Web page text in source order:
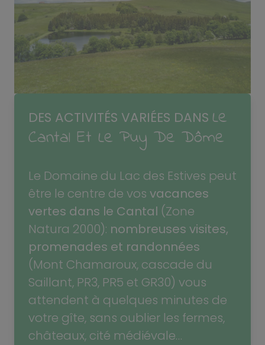
DES ACTIVITÉS VARIÉES DANS Le
Cantal Et Le Puy De Dôme
Le Domaine du Lac des Estives peut
être le centre de vos vacances
vertes dans le Cantal (Zone
Natura 2000): nombreuses visites,
promenades et randonnées
(Mont Chamaroux, cascade du
Saillant, PR3, PR5 et GR30) vous
attendent à quelques minutes de
votre gîte, sans oublier les fermes,
châteaux, cité médiévale…